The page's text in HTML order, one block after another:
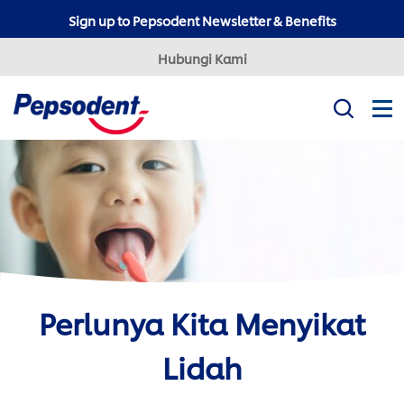
Sign up to Pepsodent Newsletter & Benefits
Hubungi Kami
Misi Kami
Produk
Tips Kesehatan Gigi
Professional
Pepsodent Expert
Pepsodent Ultra White
Tanya Dokter Gigi
Perlunya Kita Menyikat
Lidah